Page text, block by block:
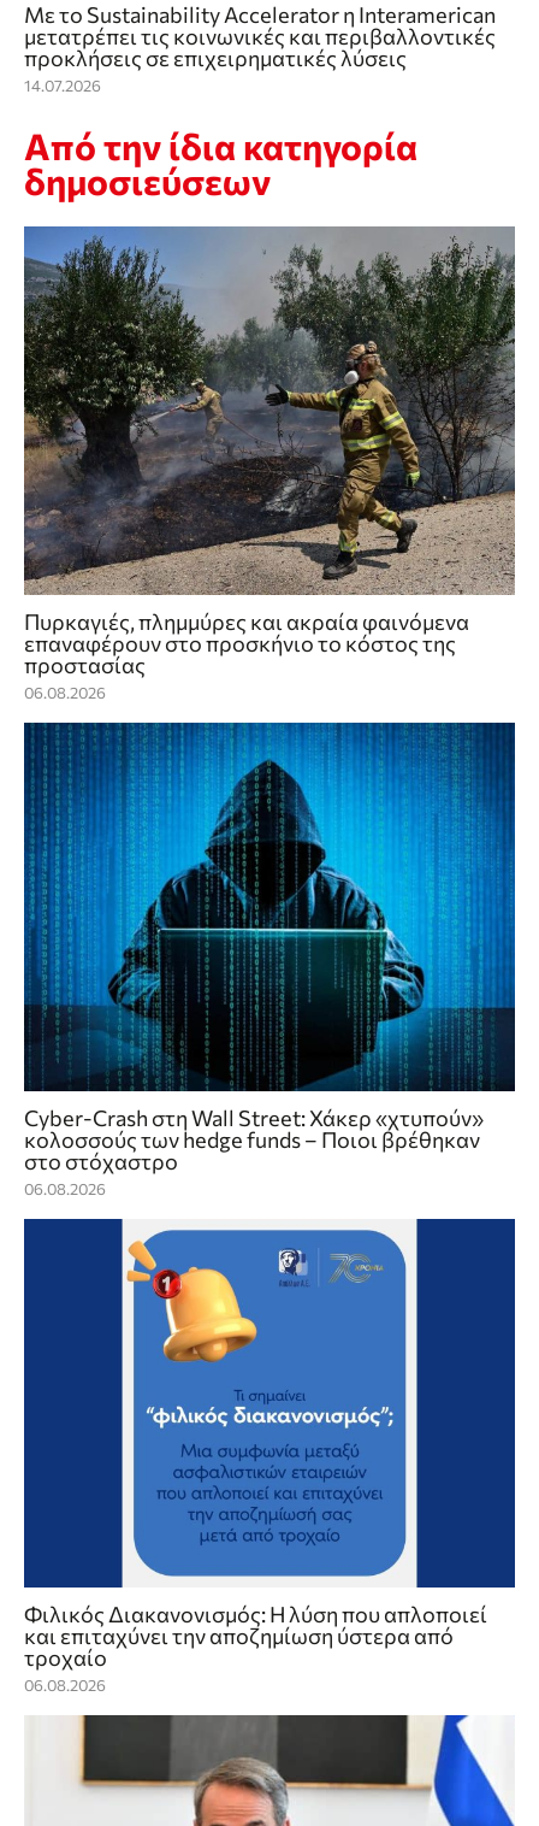
Με το Sustainability Accelerator η Interamerican
μετατρέπει τις κοινωνικές και περιβαλλοντικές
προκλήσεις σε επιχειρηματικές λύσεις
14.07.2026
Από την ίδια κατηγορία
δημοσιεύσεων
Πυρκαγιές, πλημμύρες και ακραία φαινόμενα
επαναφέρουν στο προσκήνιο το κόστος της
προστασίας
06.08.2026
Cyber-Crash στη Wall Street: Χάκερ «χτυπούν»
κολοσσούς των hedge funds – Ποιοι βρέθηκαν
στο στόχαστρο
06.08.2026
Φιλικός Διακανονισμός: Η λύση που απλοποιεί
και επιταχύνει την αποζημίωση ύστερα από
τροχαίο
06.08.2026